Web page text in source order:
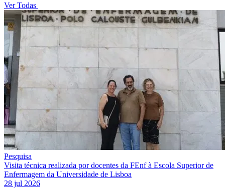
Ver Todas
Pesquisa
Visita técnica realizada por docentes da FEnf à Escola Superior de
Enfermagem da Universidade de Lisboa
28 jul 2026